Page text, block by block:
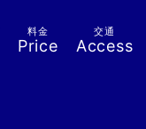
料金
Price
交通
Access